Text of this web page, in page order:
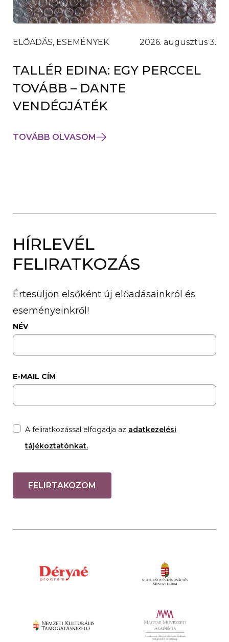
ELŐADÁS, ESEMÉNYEK 2026. augusztus 3.
TALLÉR EDINA: EGY PERCCEL
TOVÁBB – DANTE
VENDÉGJÁTÉK
TOVÁBB OLVASOM
HÍRLEVÉL
FELIRATKOZÁS
Értesüljön elsőként új előadásainkról és
eseményeinkről!
NÉV
E-MAIL CÍM
A feliratkozással elfogadja az adatkezelési
tájékoztatónkat.
FELIRTAKOZOM